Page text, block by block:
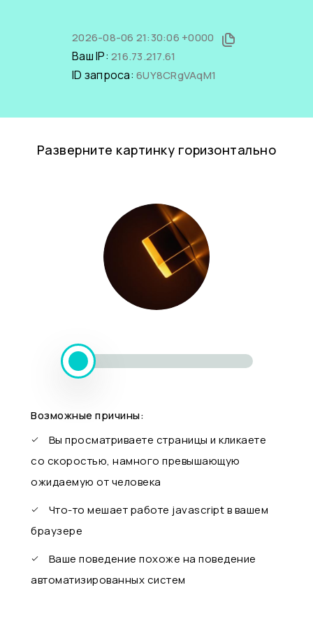
2026-08-06 21:30:06 +0000
Ваш IP: 216.73.217.61
ID запроса: 6UY8CRgVAqM1
Разверните картинку горизонтально
Возможные причины:
Вы просматриваете страницы и кликаете
со скоростью, намного превышающую
ожидаемую от человека
Что-то мешает работе javascript в вашем
браузере
Ваше поведение похоже на поведение
автоматизированных систем